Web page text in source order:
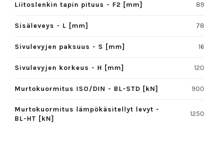
Liitoslenkin tapin pituus - F2 [mm] 89
Sisäleveys - L [mm] 78
Sivulevyjen paksuus - S [mm] 16
Sivulevyjen korkeus - H [mm] 120
Murtokuormitus ISO/DIN - BL-STD [kN] 900
Murtokuormitus lämpökäsitellyt levyt -
BL-HT [kN]
1250